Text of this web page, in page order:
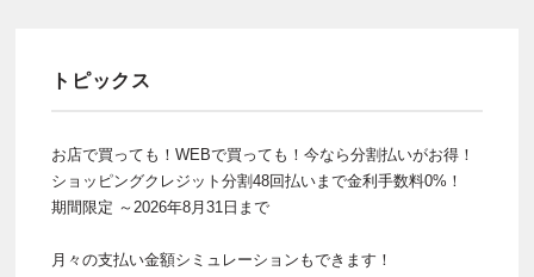
トピックス
お店で買っても！WEBで買っても！今なら分割払いがお得！
ショッピングクレジット分割48回払いまで金利手数料0%！
期間限定 ～2026年8月31日まで
月々の支払い金額シミュレーションもできます！